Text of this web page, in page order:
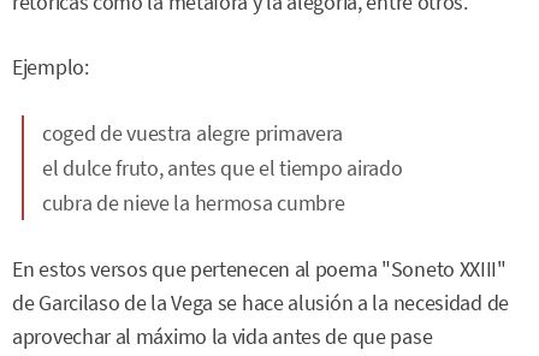
Ejemplo:
coged de vuestra alegre primavera
el dulce fruto, antes que el tiempo airado
cubra de nieve la hermosa cumbre
En estos versos que pertenecen al poema "Soneto XXIII"
de Garcilaso de la Vega se hace alusión a la necesidad de
aprovechar al máximo la vida antes de que pase